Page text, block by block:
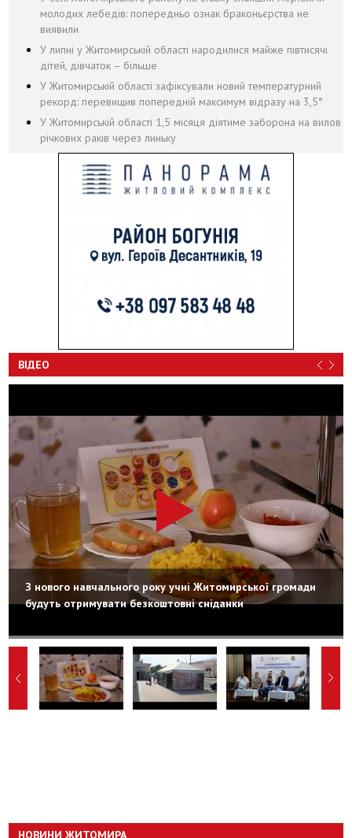
молодих лебедів: попередньо ознак браконьєрства не
виявили
У липні у Житомирській області народилися майже півтисячі
дітей, дівчаток – більше
У Житомирській області зафіксували новий температурний
рекорд: перевищив попередній максимум відразу на 3,5°
У Житомирській області 1,5 місяця діятиме заборона на вилов
річкових раків через линьку
ВІДЕО
З нового навчального року учні Житомирської громади
будуть отримувати безкоштовні сніданки
НОВИНИ ЖИТОМИРА